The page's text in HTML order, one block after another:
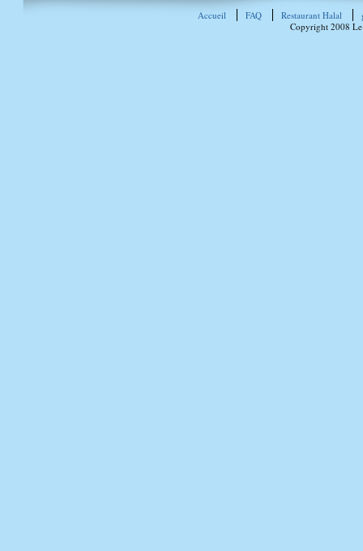
Accueil FAQ Restaurant Halal
Copyright 2008